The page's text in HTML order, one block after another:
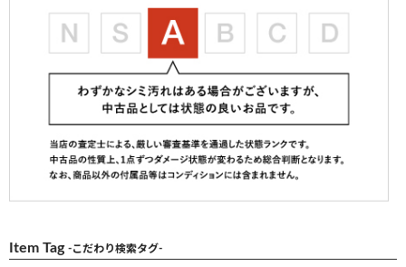
Item Tag -こだわり検索タグ-